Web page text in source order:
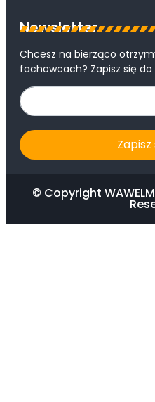
Newsletter
Chcesz na bierząco
fachowcach? Zapisz się
Zapisz
© Copyright